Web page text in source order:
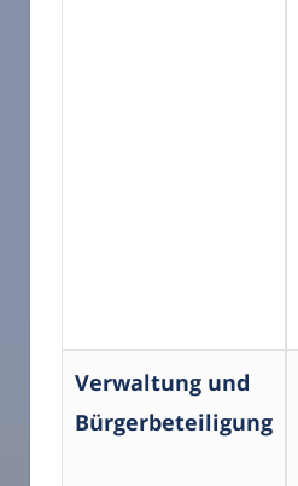
Verwaltung und
Bürgerbeteiligung